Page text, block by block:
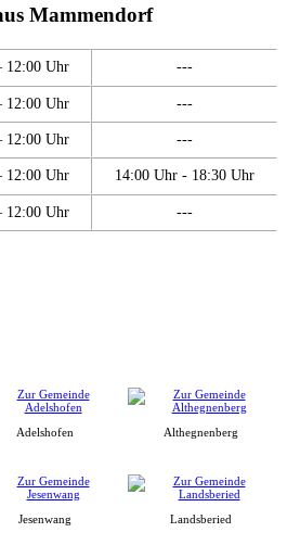
Mammendorf
12:00 Uhr ---
12:00 Uhr ---
12:00 Uhr ---
12:00 Uhr 14:00 Uhr - 18:30 Uhr
12:00 Uhr ---
Adelshofen Althegnenberg
Jesenwang Landsberied